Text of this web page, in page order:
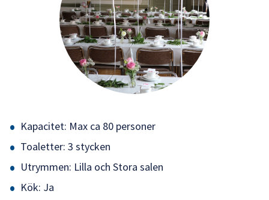
Kapacitet: Max ca 80 personer
Toaletter: 3 stycken
Utrymmen: Lilla och Stora salen
Kök: Ja